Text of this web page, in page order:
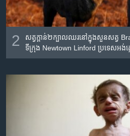
2
សត្វ​ក្តាន់​២​ក្បាល​​ឈរ​នៅ​ក្នុង​សួន​សត្វ​
ទីក្រុង Newtown Linford ប្រទេស​អង់គ្